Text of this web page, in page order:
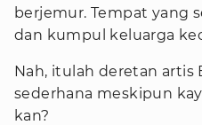
berjemur. Tempat yang
dan kumpul keluarga
Nah, itulah deretan artis
sederhana meskipun
kan?